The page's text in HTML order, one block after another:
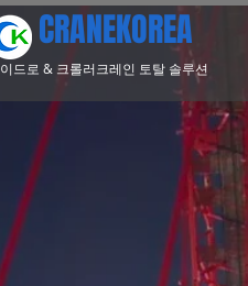
CRANEKOREA
드로 & 크롤러크레인 토탈 솔루션